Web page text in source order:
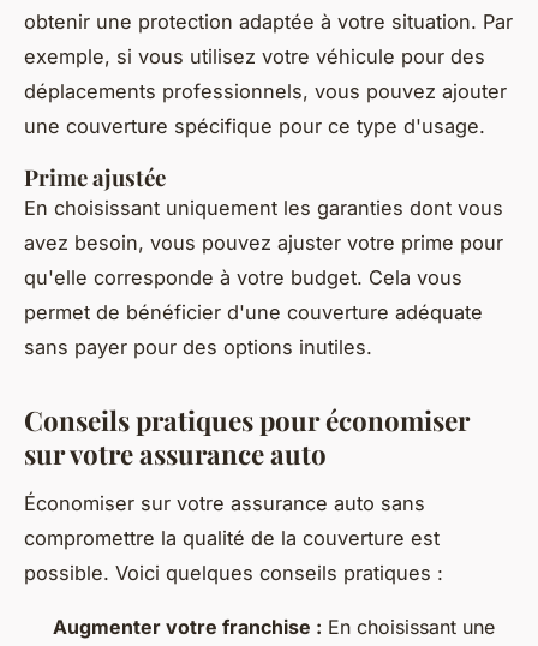
obtenir une protection adaptée à votre situation. Par
exemple, si vous utilisez votre véhicule pour des
déplacements professionnels, vous pouvez ajouter
une couverture spécifique pour ce type d'usage.
Prime ajustée
En choisissant uniquement les garanties dont vous
avez besoin, vous pouvez ajuster votre prime pour
qu'elle corresponde à votre budget. Cela vous
permet de bénéficier d'une couverture adéquate
sans payer pour des options inutiles.
Conseils pratiques pour économiser
sur votre assurance auto
Économiser sur votre assurance auto sans
compromettre la qualité de la couverture est
possible. Voici quelques conseils pratiques :
Augmenter votre franchise : En choisissant une